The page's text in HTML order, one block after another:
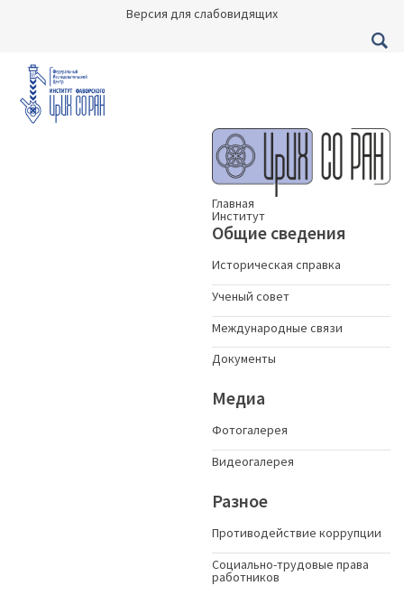
Версия для слабовидящих
Главная
Институт
Общие сведения
Историческая справка
Ученый совет
Международные связи
Документы
Медиа
Фотогалерея
Видеогалерея
Разное
Противодействие коррупции
Социально-трудовые права
работников